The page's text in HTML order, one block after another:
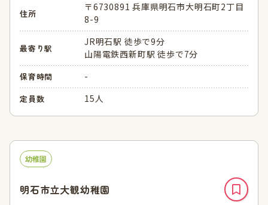
住所
〒6730891 兵庫県明石市大明石町2丁目
8-9
最寄り駅
JR明石駅 徒歩で9分
山陽電鉄西新町駅 徒歩で7分
保育時間 -
定員数 15人
幼稚園
明石市立大観幼稚園